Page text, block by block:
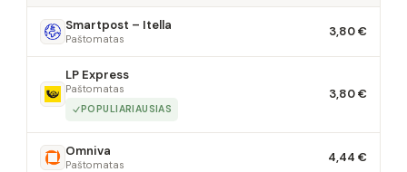
Smartpost – Itella
Paštomatas 3,80 €
LP Express
Paštomatas
POPULIARIAUSIAS
3,80 €
Omniva
Paštomatas 4,44 €